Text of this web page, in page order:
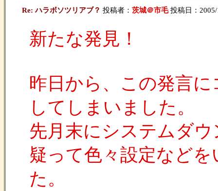
Re: ハラボソツリアブ？ 投稿者： 茨城＠市毛投稿日：
新たな発見！
昨日から、この発言
してしまいました。
先月末にシステムダ
疑って色々設定など
た。